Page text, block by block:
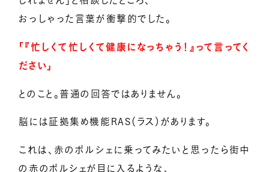
おっしゃった言葉が衝撃的でした。
「『忙しくて忙しくて健康になっちゃう！』って言ってく
ださい」
とのこと。普通の回答ではありません。
脳には証拠集め機能RAS（ラス）があります。
これは、赤のポルシェに乗ってみたいと思ったら街中
の赤のポルシェが目に入るような、